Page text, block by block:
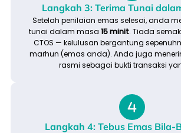
Langkah 3: Terima Tunai
Setelah penilaian emas selesai, anda
tunai dalam masa 15 minit. Tiada
CTOS — kelulusan bergantung
marhun (emas anda). Anda juga
rasmi sebagai bukti transaksi
Langkah 4: Tebus Emas Bila-